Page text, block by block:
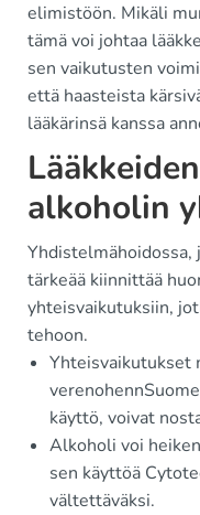
elimistöön. Mikäli
tämä voi johtaa
sen vaikutusten
että haasteista
lääkärinsä kanssa
alkoholin
Yhdistelmähoidossa,
tärkeää kiinnittää
yhteisvaikutuksiin,
tehoon.
Yhteisvaikutukset
käyttö, voivat
Alkoholi voi
sen käyttöä
vältettäväksi.